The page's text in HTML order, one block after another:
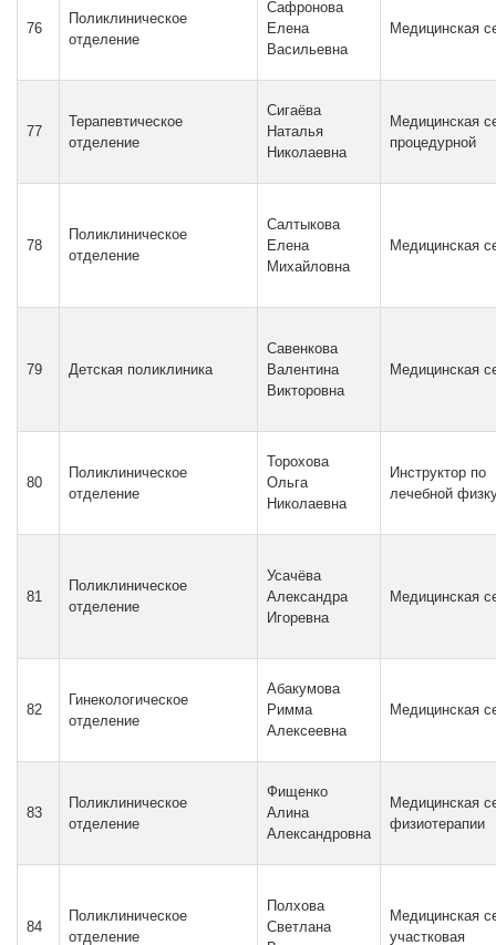
76
Поликлиническое
отделение
Сафронова
Елена
Васильевна
Медицинская
77
Терапевтическое
отделение
Сигаёва
Наталья
Николаевна
Медицинская
процедурной
78
Поликлиническое
отделение
Салтыкова
Елена
Михайловна
Медицинская
79 Детская поликлиника
Савенкова
Валентина
Викторовна
Медицинская
80
Поликлиническое
отделение
Торохова
Ольга
Николаевна
Инструктор по
лечебной
81
Поликлиническое
отделение
Усачёва
Александра
Игоревна
Медицинская
82
Гинекологическое
отделение
Абакумова
Римма
Алексеевна
Медицинская
83
Поликлиническое
отделение
Фищенко
Алина
Александровна
Медицинская
физиотерапии
84
Поликлиническое
отделение
Полхова
Светлана
Медицинская
участковая